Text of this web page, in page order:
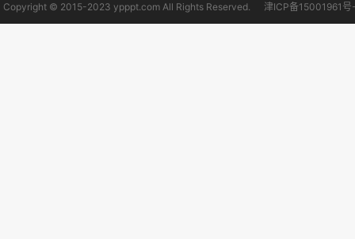
Copyright © 2015-2023 ypppt.com All Rights Reserved. 津ICP备15001961号